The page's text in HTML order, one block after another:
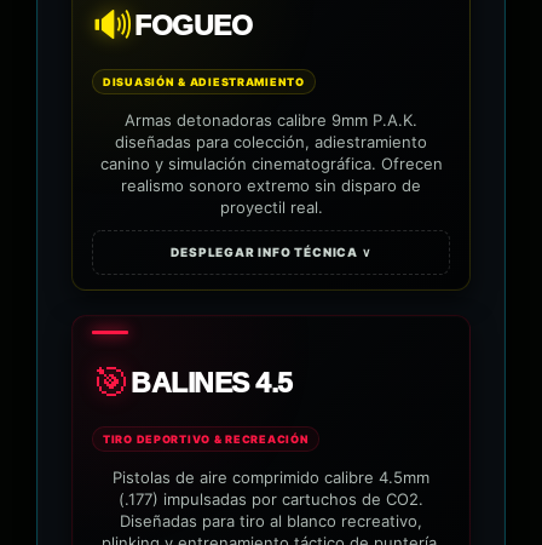
🔊FOGUEO
DISUASIÓN & ADIESTRAMIENTO
Armas detonadoras calibre 9mm P.A.K.
diseñadas para colección, adiestramiento
canino y simulación cinematográfica. Ofrecen
realismo sonoro extremo sin disparo de
proyectil real.
DESPLEGAR INFO TÉCNICA ∨
🎯BALINES 4.5
TIRO DEPORTIVO & RECREACIÓN
Pistolas de aire comprimido calibre 4.5mm
(.177) impulsadas por cartuchos de CO2.
Diseñadas para tiro al blanco recreativo,